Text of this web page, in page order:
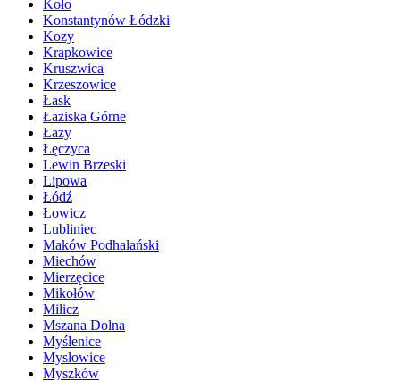
Koło
Konstantynów Łódzki
Kozy
Krapkowice
Kruszwica
Krzeszowice
Łask
Łaziska Górne
Łazy
Łęczyca
Lewin Brzeski
Lipowa
Łódź
Łowicz
Lubliniec
Maków Podhalański
Miechów
Mierzęcice
Mikołów
Milicz
Mszana Dolna
Myślenice
Mysłowice
Myszków